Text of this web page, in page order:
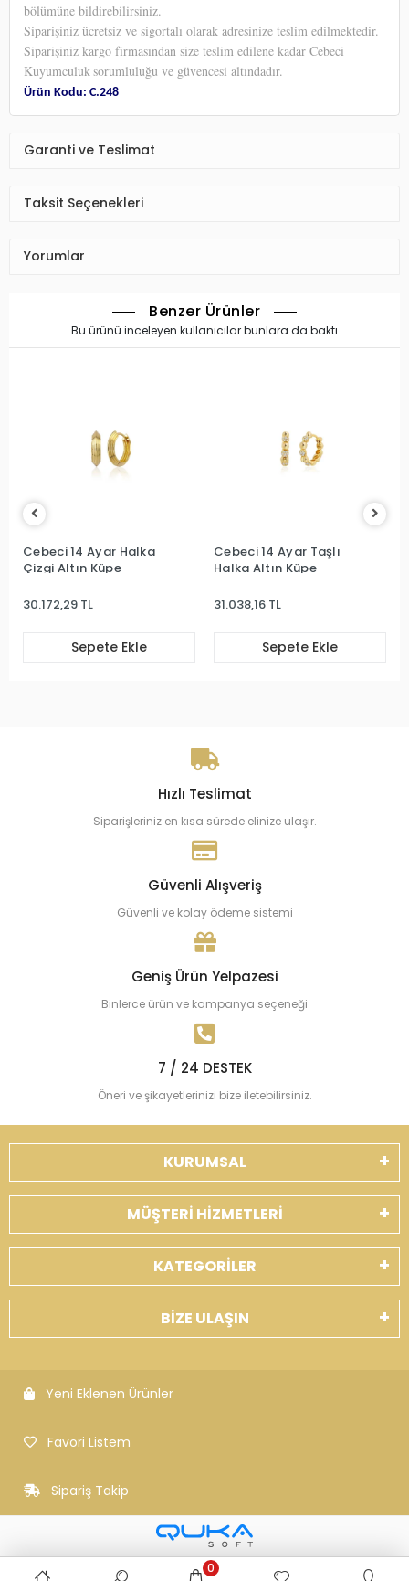
bölümüne bildirebilirsiniz.
Siparişiniz ücretsiz ve sigortalı olarak adresinize teslim edilmektedir.
Siparişiniz kargo firmasından size teslim edilene kadar Cebeci
Kuyumculuksorumluluğu ve güvencesi altındadır.
Ürün Kodu: C.248
Garanti ve Teslimat
Taksit Seçenekleri
Yorumlar
Benzer Ürünler
Bu ürünü inceleyen kullanıcılar bunlara da baktı
Cebeci 14 Ayar Halka
Çizgi Altın Küpe
30.172,29 TL
Sepete Ekle
Cebeci 14 Ayar Taşlı
Halka Altın Küpe
31.038,16 TL
Sepete Ekle
Hızlı Teslimat
Siparişleriniz en kısa sürede elinize ulaşır.
Güvenli Alışveriş
Güvenli ve kolay ödeme sistemi
Geniş Ürün Yelpazesi
Binlerce ürün ve kampanya seçeneği
7 / 24 DESTEK
Öneri ve şikayetlerinizi bize iletebilirsiniz.
KURUMSAL
MÜŞTERİ HİZMETLERİ
KATEGORİLER
BİZE ULAŞIN
Yeni Eklenen Ürünler
Favori Listem
Sipariş Takip
0